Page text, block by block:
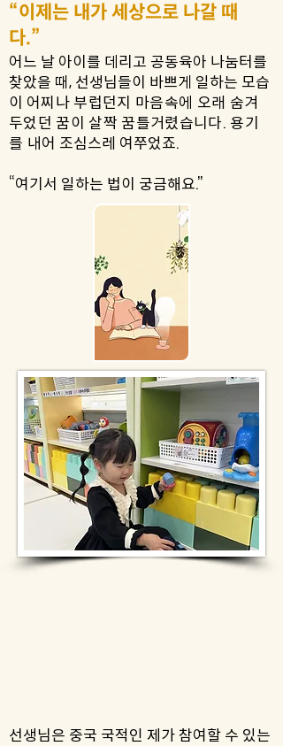
“이제는 내가 세상으로 나갈 때
다.”
어느 날 아이를 데리고 공동육아 나눔터를
찾았을 때, 선생님들이 바쁘게 일하는 모습
이 어찌나 부럽던지 마음속에 오래 숨겨
두었던 꿈이 살짝 꿈틀거렸습니다. 용기
를 내어 조심스레 여쭈었죠.
“여기서 일하는 법이 궁금해요.”
선생님은 중국 국적인 제가 참여할 수 있는